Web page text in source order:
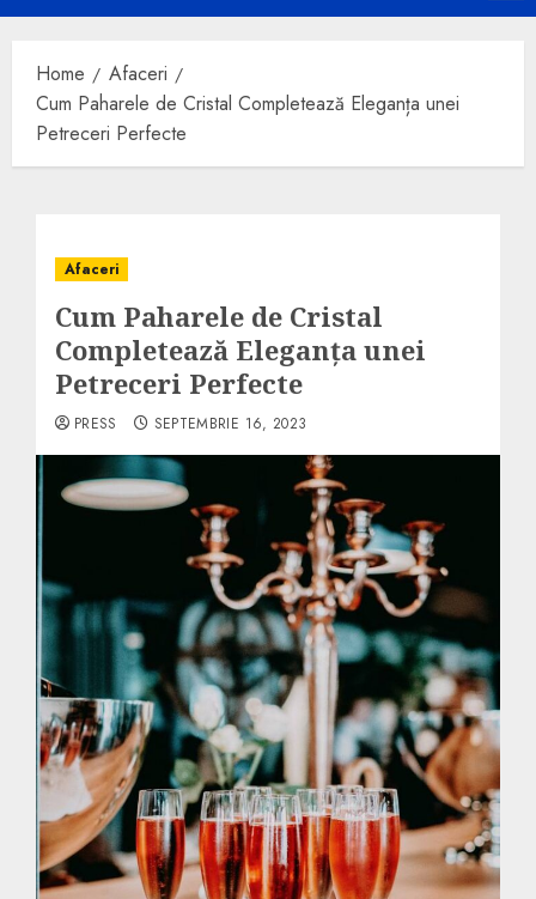
Menu
Home
Afaceri
Cum Paharele de Cristal Completează Eleganța unei
Petreceri Perfecte
Afaceri
Cum Paharele de Cristal
Completează Eleganța unei
Petreceri Perfecte
PRESS SEPTEMBRIE 16, 2023